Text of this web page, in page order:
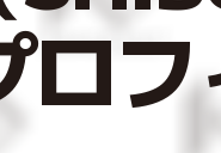
ロ